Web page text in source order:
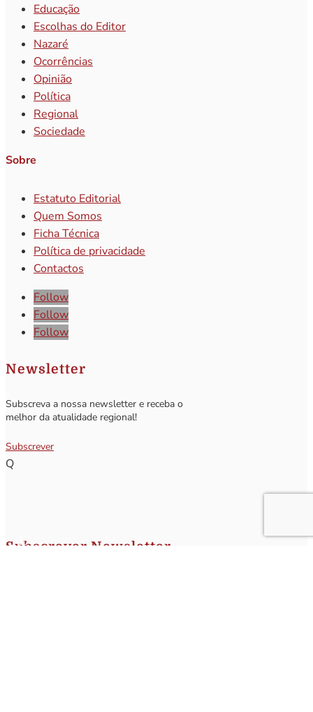
Educação
Escolhas do Editor
Nazaré
Ocorrências
Opinião
Política
Regional
Sociedade
Sobre
Estatuto Editorial
Quem Somos
Ficha Técnica
Política de privacidade
Contactos
Follow
Follow
Follow
Newsletter
Subscreva a nossa newsletter e receba o
melhor da atualidade regional!
Subscrever
Q
Subscrever Newsletter